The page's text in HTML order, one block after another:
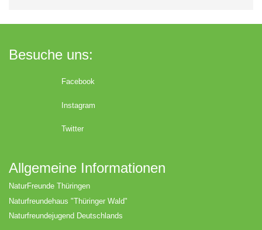
Besuche uns:
Facebook
Instagram
Twitter
Allgemeine Informationen
NaturFreunde Thüringen
Naturfreundehaus "Thüringer Wald"
Naturfreundejugend Deutschlands